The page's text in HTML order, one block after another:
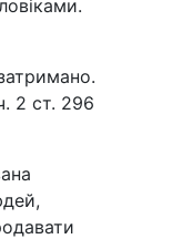
2 ст. 296